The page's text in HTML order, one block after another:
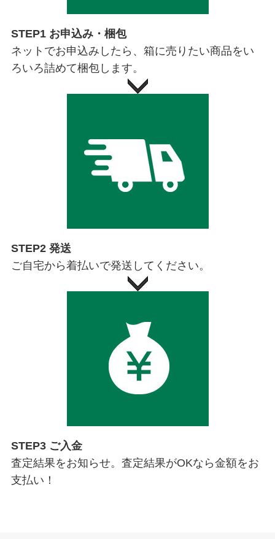
STEP1 お申込み・梱包
ネットでお申込みしたら、箱に売りたい商品をい
ろいろ詰めて梱包します。
STEP2 発送
ご自宅から着払いで発送してください。
STEP3 ご入金
査定結果をお知らせ。査定結果がOKなら金額をお
支払い！